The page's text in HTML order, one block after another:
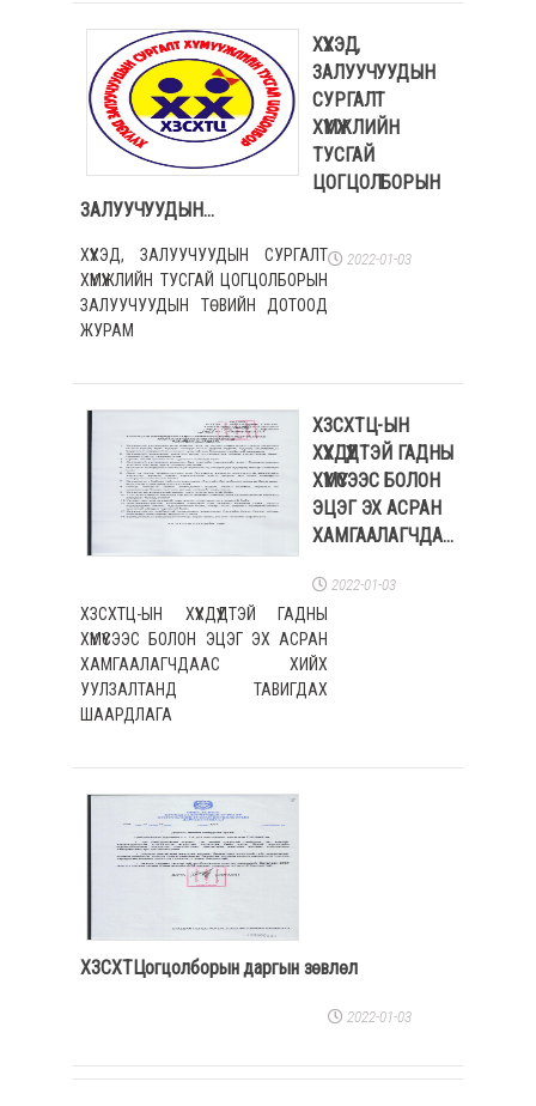
ХҮҮХЭД,
ЗАЛУУЧУУДЫН
СУРГАЛТ
ХҮМҮҮЖЛИЙН
ТУСГАЙ
ЦОГЦОЛБОРЫН
ЗАЛУУЧУУДЫН...
2022-01-03
ХҮҮХЭД, ЗАЛУУЧУУДЫН СУРГАЛТ
ХҮМҮҮЖЛИЙН ТУСГАЙ ЦОГЦОЛБОРЫН
ЗАЛУУЧУУДЫН ТӨВИЙН ДОТООД
ЖУРАМ
ХЗСХТЦ-ЫН
ХҮҮХДҮҮДТЭЙ ГАДНЫ
ХҮМҮҮСЭЭС БОЛОН
ЭЦЭГ ЭХ АСРАН
ХАМГААЛАГЧДА...
2022-01-03
ХЗСХТЦ-ЫН ХҮҮХДҮҮДТЭЙ ГАДНЫ
ХҮМҮҮСЭЭС БОЛОН ЭЦЭГ ЭХ АСРАН
ХАМГААЛАГЧДААС ХИЙХ
УУЛЗАЛТАНД ТАВИГДАХ
ШААРДЛАГА
ХЗСХТЦогцолборын даргын зөвлөл
2022-01-03